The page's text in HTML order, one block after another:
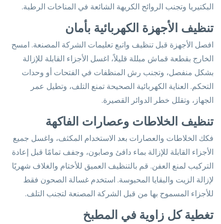
البكتيريا وتجنب الروائح الكريهة الشائعة في المناخات الرطبة.
تنظيف الأجهزة الكهربائية بأمان
افصل الأجهزة قبل تنظيف واتبع تعليمات الشركة المصنعة. امسح
الخارج بقطعة قماش مبللة قليلاً، اغسل الأجزاء القابلة للإزالة
بشكل منفصل، وتجنب رش المنظفات في الفتحات أو وحدات
التحكم. العناية الكهربائية الصحيحة تمنع التلف، وتطيل عمر
الجهاز، وتقلل خطر الدوائر القصيرة.
تنظيف الخلاطات وعصارات الفاكهة
فكك الخلاطات والعصارات بعد الاستخدام المكثف، واغسل جميع
الأجزاء القابلة للإزالة بماء دافئ وصابون، وجفف تمامًا قبل إعادة
التركيب لمنع العفن. قم بالتنظيف العميق للأختام والغلاف شهريًا
لإزالة الزيت والبقايا المحبوسة. استخدم غسالة الصحون فقط
للأجزاء المسموح بها من قبل الشركة المصنعة لتجنب التلف.
تغطية كل زاوية في المطبخ